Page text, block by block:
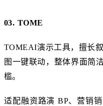
03. TOME
TOMEAI演示工具，擅长
图一键联动，整体界面简
槛。
适配融资路演 BP、营销